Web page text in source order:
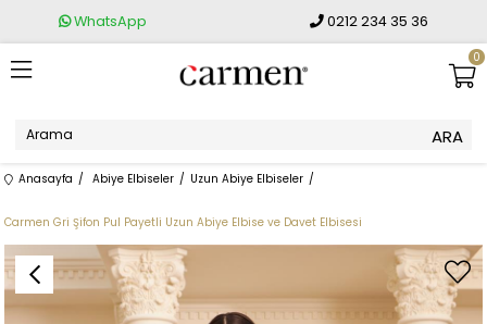
WhatsApp 0212 234 35 36
0
Anasayfa Abiye Elbiseler Uzun Abiye Elbiseler
Carmen Gri Şifon Pul Payetli Uzun Abiye Elbise ve Davet Elbisesi